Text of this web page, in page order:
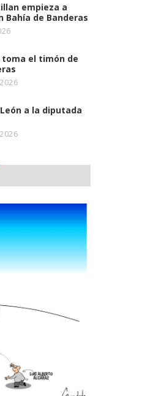
empieza a
Bahía de Banderas
el timón de
a la diputada